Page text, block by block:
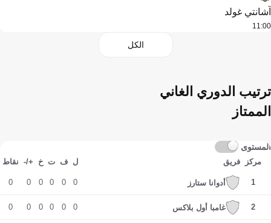
آشانتي غولد
11:00
الكل
ترتيب الدوري الغاني
الممتاز
المستوى
مركز فريق ل ف ت خ +/- نقاط
1 أدوانا ستارز 0
0
0
0
0
0
2 غامبا أول بلاكس 0
0
0
0
0
0